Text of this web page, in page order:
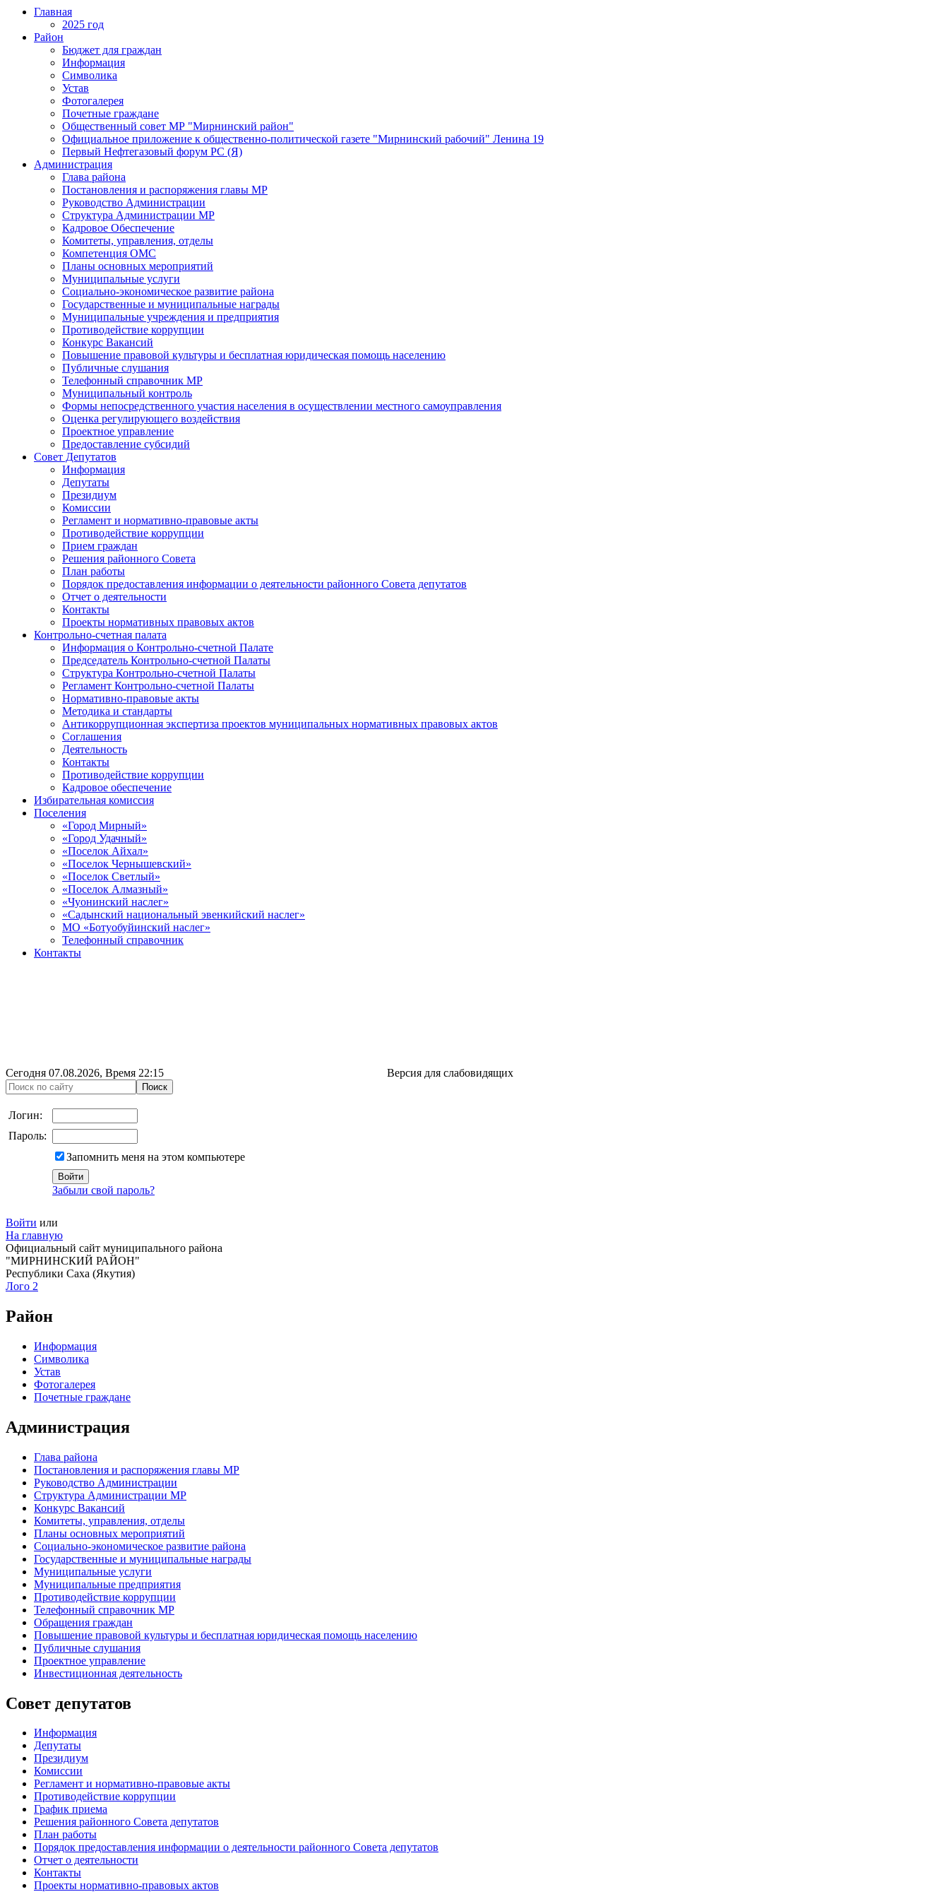
Главная
2025 год
Район
Бюджет для граждан
Информация
Символика
Устав
Фотогалерея
Почетные граждане
Общественный совет МР "Мирнинский район"
Официальное приложение к общественно-политической газете "Мирнинский рабочий" Ленина 19
Первый Нефтегазовый форум РС (Я)
Администрация
Глава района
Постановления и распоряжения главы МР
Руководство Администрации
Структура Администрации МР
Кадровое Обеспечение
Комитеты, управления, отделы
Компетенция ОМС
Планы основных мероприятий
Муниципальные услуги
Социально-экономическое развитие района
Государственные и муниципальные награды
Муниципальные учреждения и предприятия
Противодействие коррупции
Конкурс Вакансий
Повышение правовой культуры и бесплатная юридическая помощь населению
Публичные слушания
Телефонный справочник МР
Муниципальный контроль
Формы непосредственного участия населения в осуществлении местного самоуправления
Оценка регулирующего воздействия
Проектное управление
Предоставление субсидий
Совет Депутатов
Информация
Депутаты
Президиум
Комиссии
Регламент и нормативно-правовые акты
Противодействие коррупции
Прием граждан
Решения районного Совета
План работы
Порядок предоставления информации о деятельности районного Совета депутатов
Отчет о деятельности
Контакты
Проекты нормативных правовых актов
Контрольно-счетная палата
Информация о Контрольно-счетной Палате
Председатель Контрольно-счетной Палаты
Структура Контрольно-счетной Палаты
Регламент Контрольно-счетной Палаты
Нормативно-правовые акты
Методика и стандарты
Антикоррупционная экспертиза проектов муниципальных нормативных правовых актов
Соглашения
Деятельность
Контакты
Противодействие коррупции
Кадровое обеспечение
Избирательная комиссия
Поселения
«Город Мирный»
«Город Удачный»
«Поселок Айхал»
«Поселок Чернышевский»
«Поселок Светлый»
«Поселок Алмазный»
«Чуонинский наслег»
«Садынский национальный эвенкийский наслег»
МО «Ботуобуйинский наслег»
Телефонный справочник
Контакты
Сегодня 07.08.2026, Время 22:15 Версия для слабовидящих
Логин:
Пароль:
Запомнить меня на этом компьютере
Забыли свой пароль?
Войти или
На главную
Официальный сайт муниципального района
"МИРНИНСКИЙ РАЙОН"
Республики Саха (Якутия)
Лого 2
Район
Информация
Символика
Устав
Фотогалерея
Почетные граждане
Администрация
Глава района
Постановления и распоряжения главы МР
Руководство Администрации
Структура Администрации МР
Конкурс Вакансий
Комитеты, управления, отделы
Планы основных мероприятий
Социально-экономическое развитие района
Государственные и муниципальные награды
Муниципальные услуги
Муниципальные предприятия
Противодействие коррупции
Телефонный справочник МР
Обращения граждан
Повышение правовой культуры и бесплатная юридическая помощь населению
Публичные слушания
Проектное управление
Инвестиционная деятельность
Совет депутатов
Информация
Депутаты
Президиум
Комиссии
Регламент и нормативно-правовые акты
Противодействие коррупции
График приема
Решения районного Совета депутатов
План работы
Порядок предоставления информации о деятельности районного Совета депутатов
Отчет о деятельности
Контакты
Проекты нормативно-правовых актов